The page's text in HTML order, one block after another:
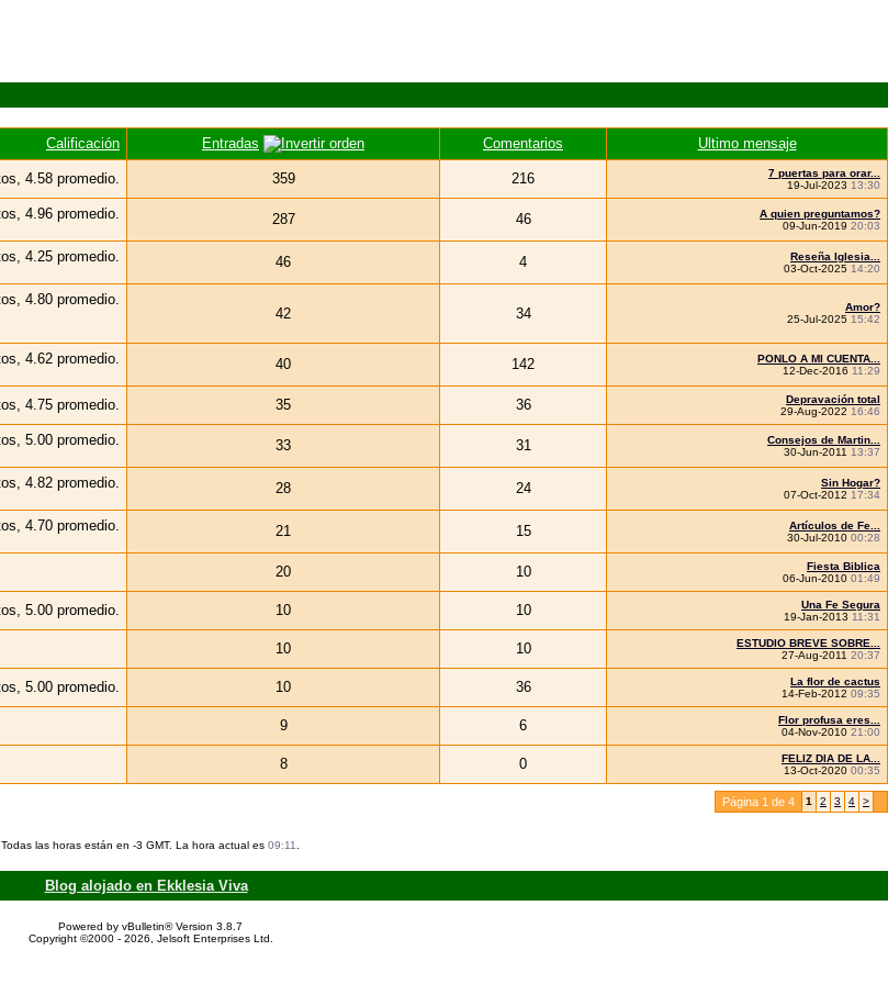
Calificación Entradas Comentarios Ultimo mensaje
359 216
7 puertas para orar...
19-Jul-2023 13:30
287 46
A quien preguntamos?
09-Jun-2019 20:03
46 4
Reseña Iglesia...
03-Oct-2025 14:20
42 34
Amor?
25-Jul-2025 15:42
40 142
PONLO A MI CUENTA...
12-Dec-2016 11:29
35 36
Depravación total
29-Aug-2022 16:46
33 31
Consejos de Martin...
30-Jun-2011 13:37
28 24
Sin Hogar?
07-Oct-2012 17:34
21 15
Artículos de Fe...
30-Jul-2010 00:28
20 10
Fiesta Biblica
06-Jun-2010 01:49
10 10
Una Fe Segura
19-Jan-2013 11:31
10 10
ESTUDIO BREVE SOBRE...
27-Aug-2011 20:37
10 36
La flor de cactus
14-Feb-2012 09:35
9 6
Flor profusa eres...
04-Nov-2010 21:00
8 0
FELIZ DIA DE LA...
13-Oct-2020 00:35
Página 1 de 4 1 2 3 4 >
Todas las horas están en -3 GMT. La hora actual es 09:11.
Blog alojado en Ekklesia Viva
Powered by vBulletin® Version 3.8.7
Copyright ©2000 - 2026, Jelsoft Enterprises Ltd.